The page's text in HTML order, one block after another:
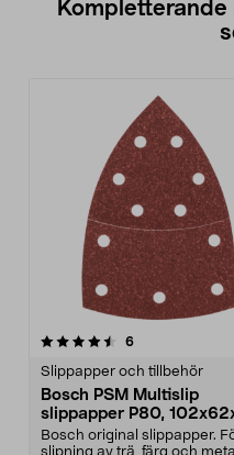
6recensioner
Slippapper och tillbehör
Bosch PSM Multislip
slippapper P80,
mm, 10-pack
Bosch original slippapper.
4.0av 5 stjärnor